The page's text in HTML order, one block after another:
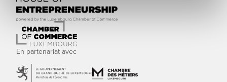
En partenariat avec